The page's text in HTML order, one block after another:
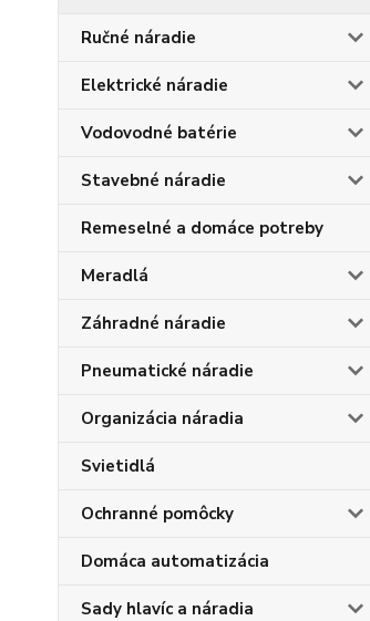
Ručné náradie
Elektrické náradie
Vodovodné batérie
Stavebné náradie
Remeselné a domáce potreby
Meradlá
Záhradné náradie
Pneumatické náradie
Organizácia náradia
Svietidlá
Ochranné pomôcky
Domáca automatizácia
Sady hlavíc a náradia